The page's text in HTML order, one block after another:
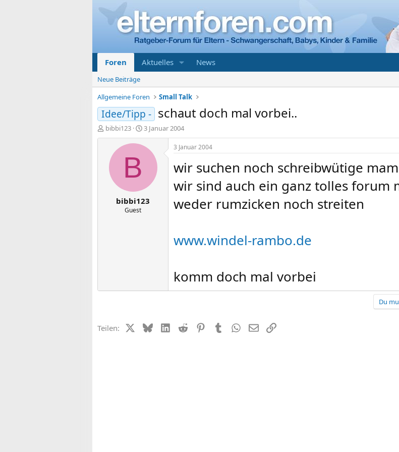
Foren Aktuelles News
Neue Beiträge
Allgemeine Foren
Small Talk
Idee/Tipp - schaut doch mal vorbei..
E
r
bibbi123
E
r
s
t
a
3 Januar 2004
B
bibbi123
Guest
3 Januar 2004
wir suchen noch schreibwütige
wir sind auch ein ganz tolles forum
weder rumzicken noch streiten
www.windel-rambo.de
komm doch mal vorbei
Du
Teilen: X (Twitter)
BlueskyLinkedIn
Reddit PinterestTumblrWhatsApp
E-MailLink